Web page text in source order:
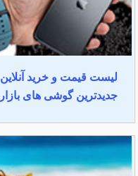
لیست قیمت و خرید آنلاین
جدیدترین گوشی های بازار